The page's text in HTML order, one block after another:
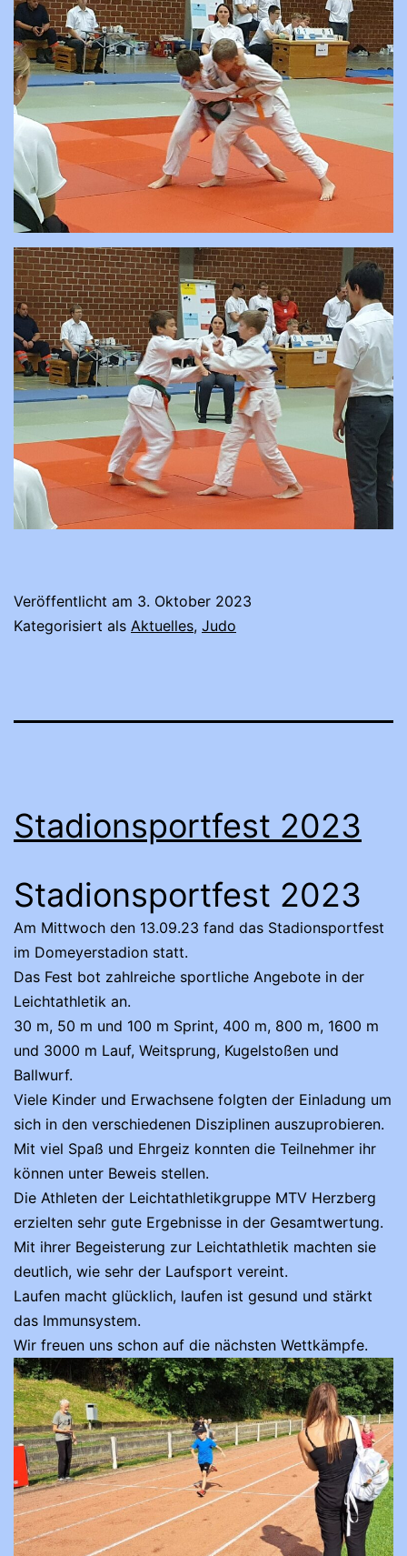
Veröffentlicht am 3. Oktober 2023
Kategorisiert als Aktuelles, Judo
Stadionsportfest 2023
Stadionsportfest 2023
Am Mittwoch den 13.09.23 fand das Stadionsportfest
im Domeyerstadion statt.
Das Fest bot zahlreiche sportliche Angebote in der
Leichtathletik an.
30 m, 50 m und 100 m Sprint, 400 m, 800 m, 1600 m
und 3000 m Lauf, Weitsprung, Kugelstoßen und
Ballwurf.
Viele Kinder und Erwachsene folgten der Einladung um
sich in den verschiedenen Disziplinen auszuprobieren.
Mit viel Spaß und Ehrgeiz konnten die Teilnehmer ihr
können unter Beweis stellen.
Die Athleten der Leichtathletikgruppe MTV Herzberg
erzielten sehr gute Ergebnisse in der Gesamtwertung.
Mit ihrer Begeisterung zur Leichtathletik machten sie
deutlich, wie sehr der Laufsport vereint.
Laufen macht glücklich, laufen ist gesund und stärkt
das Immunsystem.
Wir freuen uns schon auf die nächsten Wettkämpfe.